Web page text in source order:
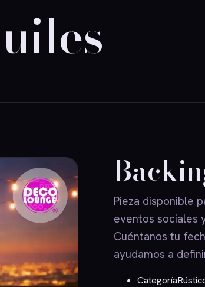
Pieza disponible
eventos sociales
Cuéntanos tu
ayudamos a
Categoría